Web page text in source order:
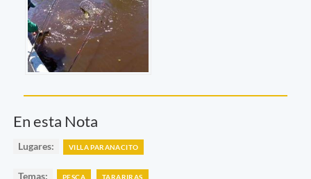
En esta Nota
Lugares: VILLA PARANACITO
Temas: PESCA TARARIRAS